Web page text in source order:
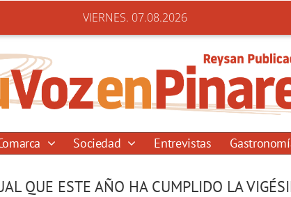
VIERNES. 07.08.2026
Sociedad Entrevistas
QUE ESTE AÑO HA CUMPLIDO LA